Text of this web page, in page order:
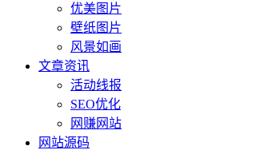
优美图片
壁纸图片
风景如画
文章资讯
活动线报
SEO优化
网赚网站
网站源码